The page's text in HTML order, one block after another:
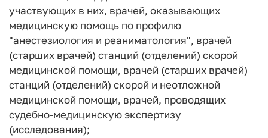
участвующих в них, врачей, оказывающих
медицинскую помощь по профилю
"анестезиология и реаниматология", врачей
(старших врачей) станций (отделений) скорой
медицинской помощи, врачей (старших врачей)
станций (отделений) скорой и неотложной
медицинской помощи, врачей, проводящих
судебно-медицинскую экспертизу
(исследования);